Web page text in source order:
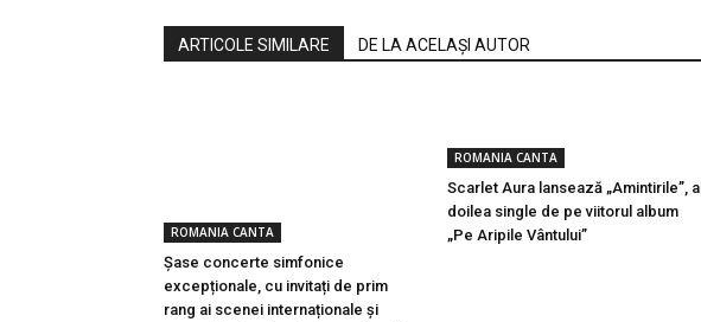
ARTICOLE SIMILARE DE LA ACELAȘI AUTOR
ROMANIA CANTA
Șase concerte simfonice
excepționale, cu invitați de prim
rang ai scenei internaționale și
ROMANIA CANTA
Scarlet Aura lansează „Amintirile”, al
doilea single de pe viitorul album
„Pe Aripile Vântului”